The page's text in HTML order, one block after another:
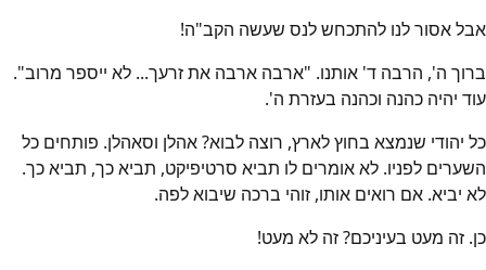
אבל אסור לנו להתכחש לנס שעשה הקב"ה!
ברוך ה', הרבה ד' אותנו. "ארבה ארבה את זרעך... לא ייספר מרוב".
עוד יהיה כהנה וכהנה בעזרת ה'.
כל יהודי שנמצא בחוץ לארץ, רוצה לבוא? אהלן וסאהלן. פותחים כל
השערים לפניו. לא אומרים לו תביא סרטיפיקט, תביא כך, תביא כך.
לא יביא. אם רואים אותו, זוהי ברכה שיבוא לפה.
כן. זה מעט בעיניכם? זה לא מעט!